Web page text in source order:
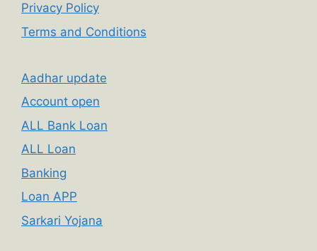
Privacy Policy
Terms and Conditions
Aadhar update
Account open
ALL Bank Loan
ALL Loan
Banking
Loan APP
Sarkari Yojana